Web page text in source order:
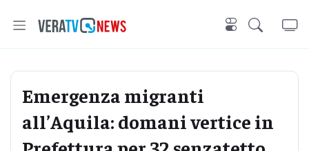
Emergenza migranti
all’Aquila: domani vertice in